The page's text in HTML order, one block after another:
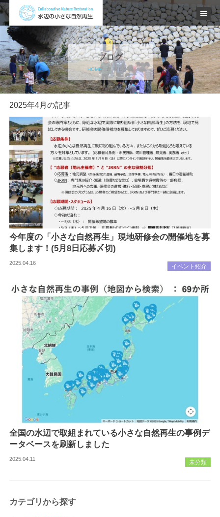
ブログ
HOME / ブログ
2025年4月の記事
今年度の「小さな自然再生」現地研修会の開催地を募
集します！(5月8日応募〆切)
2025.04.16 イベント紹介
全国の水辺で取組まれている小さな自然再生の事例デ
ータベースを刷新しました
2025.04.11 未分類
カテゴリから探す